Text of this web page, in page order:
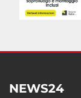
NEWS24